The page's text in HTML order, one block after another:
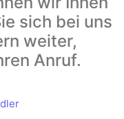
sich bei uns
weiter,
Anruf.